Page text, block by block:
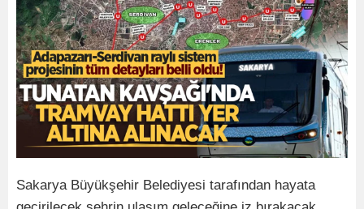
Sakarya Büyükşehir Belediyesi tarafından hayata